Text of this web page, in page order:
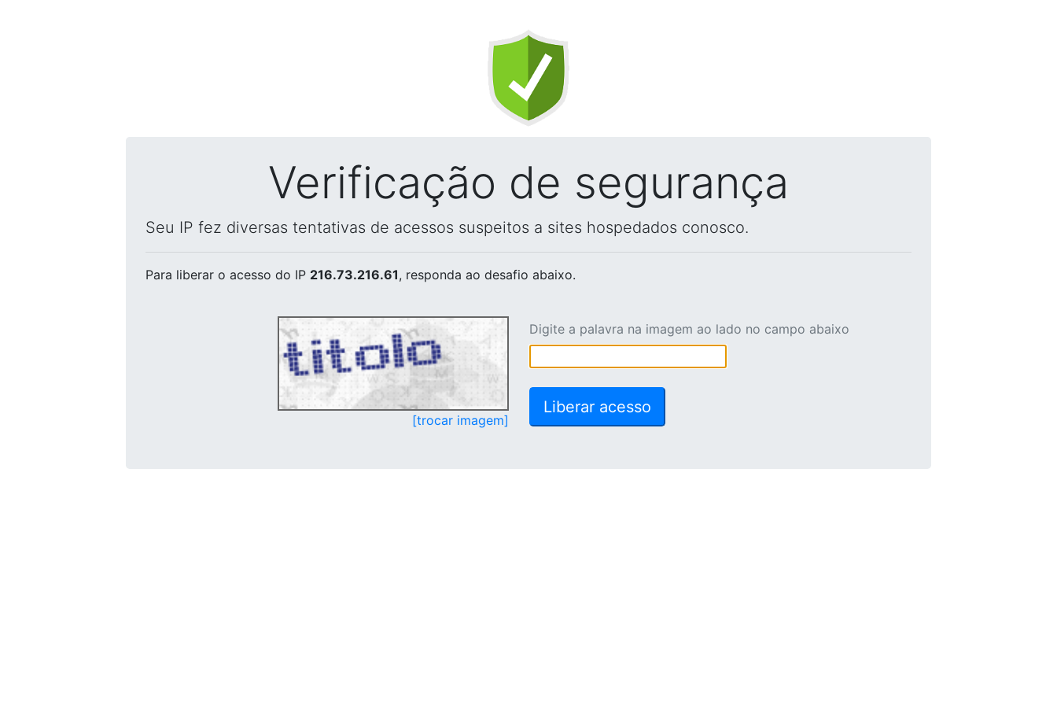
Verificação de segurança
Seu IP fez diversas tentativas de acessos suspeitos a sites hospedados conosco.
Para liberar o acesso do IP 216.73.216.61, responda ao desafio abaixo.
[trocar imagem]
Digite a palavra na imagem ao lado no campo abaixo